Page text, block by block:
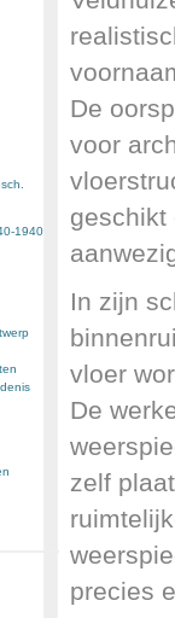
1940
De
voor
geschikt
In zijn
vloer
De
zelf
precies